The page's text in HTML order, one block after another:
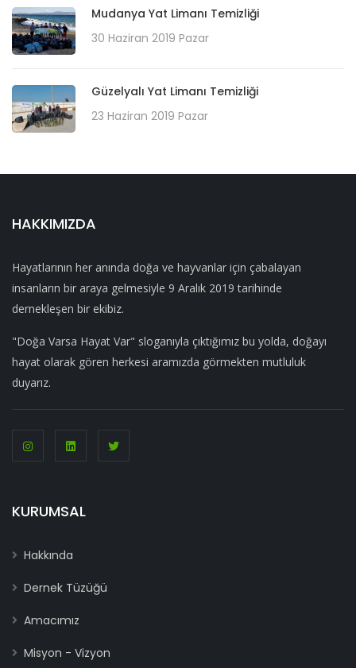
Mudanya Yat Limanı Temizliği
30 Haziran 2019 Pazar
Güzelyalı Yat Limanı Temizliği
23 Haziran 2019 Pazar
HAKKIMIZDA
Hayatlarının her anında doğa ve hayvanlar için çabalayan
insanların bir araya gelmesiyle 9 Aralık 2019 tarihinde
dernekleşen bir ekibiz.
"Doğa Varsa Hayat Var" sloganıyla çıktığımız bu yolda, doğayı
hayat olarak gören herkesi aramızda görmekten mutluluk
duyarız.
KURUMSAL
Hakkında
Dernek Tüzüğü
Amacımız
Misyon - Vizyon